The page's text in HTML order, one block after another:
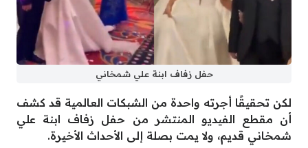
حفل زفاف ابنة علي شمخاني
لكن تحقيقًا أجرته واحدة من الشبكات العالمية قد كشف
أن مقطع الفيديو المنتشر من حفل زفاف ابنة علي
شمخاني قديم، ولا يمت بصلة إلى الأحداث الأخيرة.